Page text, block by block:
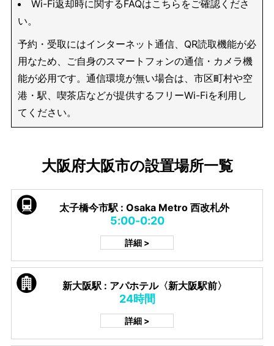
Wi-Fi返却時に関するFAQはこちらをご確認くださ
い。
予約・受取にはインターネット通信、QR読取機能が必
用なため、ご自身のスマートフォンの通信・カメラ機
能が必用です。通信環境が無い場合は、市区町村や空
港・駅、喫茶店などが提供するフリーWi-Fiを利用し
てください。
大阪府大阪市の設置場所一覧
太子橋今市駅 : Osaka Metro 西改札外
5:00-0:20
詳細 >
新大阪駅 : アパホテル〈新大阪駅前〉
24時間
詳細 >